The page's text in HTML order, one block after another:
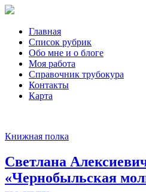
Главная
Список рубрик
Обо мне и о блоге
Моя работа
Справочник трубокура
Контакты
Карта
Книжная полка
Светлана
«Чернобыльская